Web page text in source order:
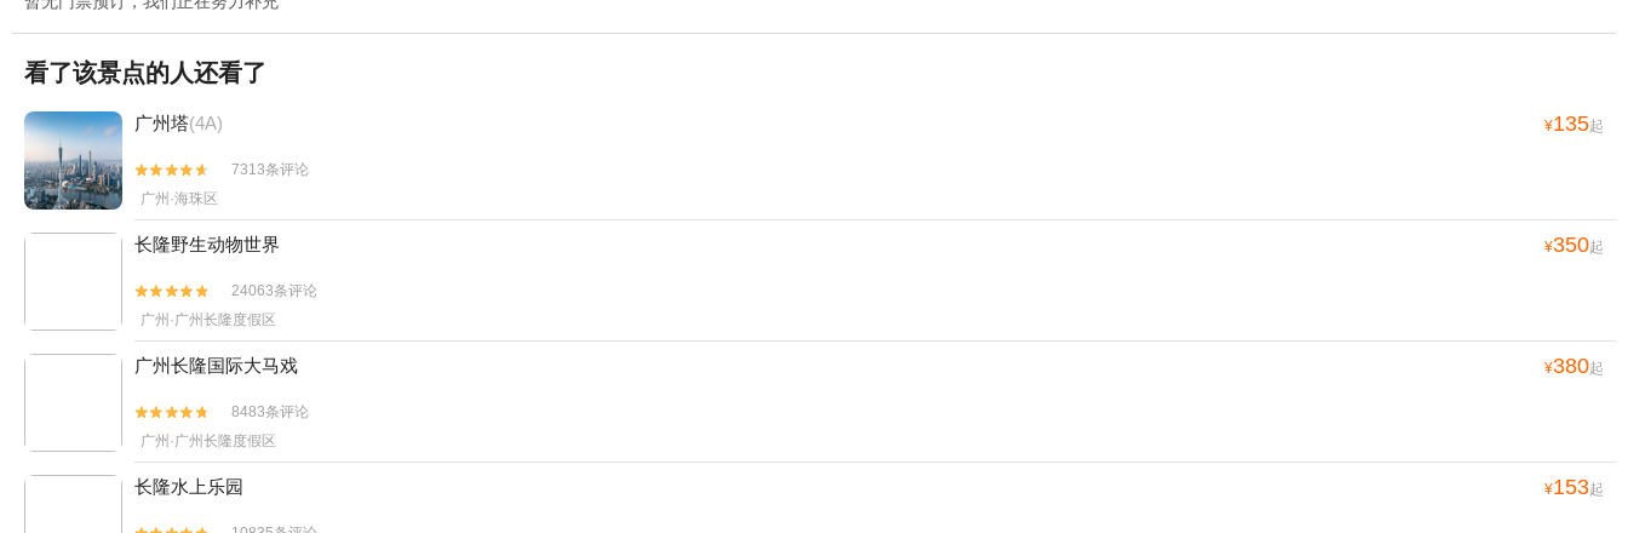
看了该景点的人还看了
广州塔(4A) ¥135起


7313条评论
广州·海珠区
长隆野生动物世界 ¥350起


24063条评论
广州·广州长隆度假区
广州长隆国际大马戏 ¥380起


8483条评论
广州·广州长隆度假区
长隆水上乐园 ¥153起